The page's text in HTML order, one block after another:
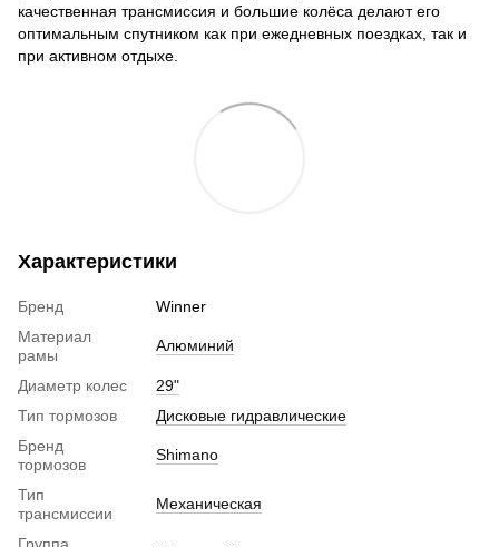
качественная трансмиссия и большие колёса делают его
оптимальным спутником как при ежедневных поездках, так и
при активном отдыхе.
Характеристики
Бренд
Winner
Материал
рамы
Алюминий
Диаметр колес
29"
Тип тормозов
Дисковые гидравлические
Бренд
тормозов
Shimano
Тип
трансмиссии
Механическая